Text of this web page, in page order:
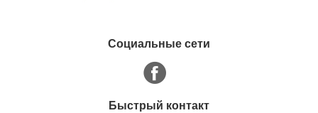
Социальные сети
Быстрый контакт